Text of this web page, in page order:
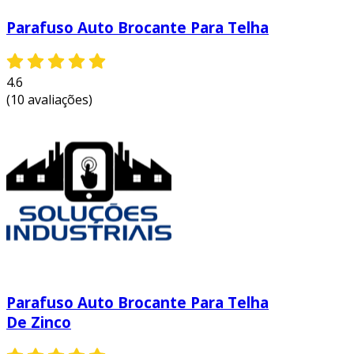
indústrias: em ambientes industriais,
onde as coberturas precisam ser
em seguida, veremos como escolher o modelo
como escolher o parafuso ideal?
na hora de escolher o parafuso auto brocante
para telhas, considere os seguintes fatores:
tipo de telha: verifique se o parafuso é
ambiente: para áreas expostas a
intempéries, escolha parafusos com
Parafuso Auto Brocante Para Telha
4.6
(10 avaliações)
Parafuso Auto Brocante Para Telha
De Zinco